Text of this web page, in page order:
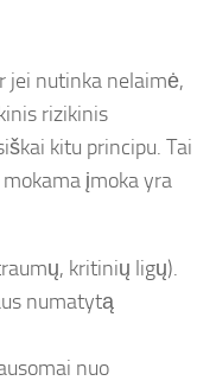
jei nutinka nelaimė,
rizikinis
kitu principu. Tai
įmoka yra
kritinių ligų).
numatytą
nuo